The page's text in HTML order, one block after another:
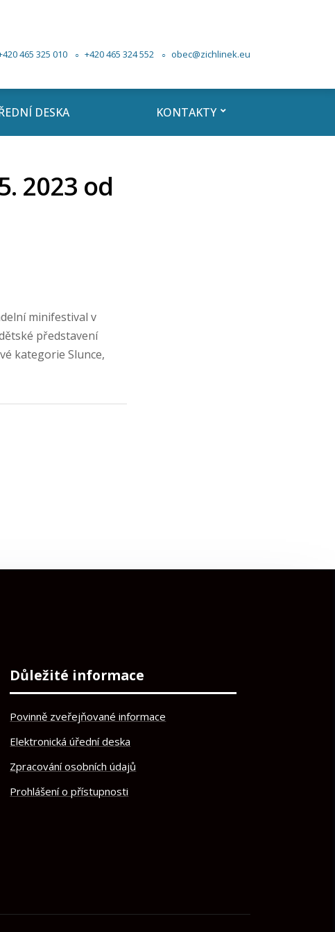
465 325 010 +420 465 324 552 obec@zichlinek.eu
DESKA KONTAKTY
2023 od
minifestival v
představení
kategorie Slunce,
Důležité informace
Povinně zveřejňované informace
Elektronická úřední deska
Zpracování osobních údajů
Prohlášení o přístupnosti